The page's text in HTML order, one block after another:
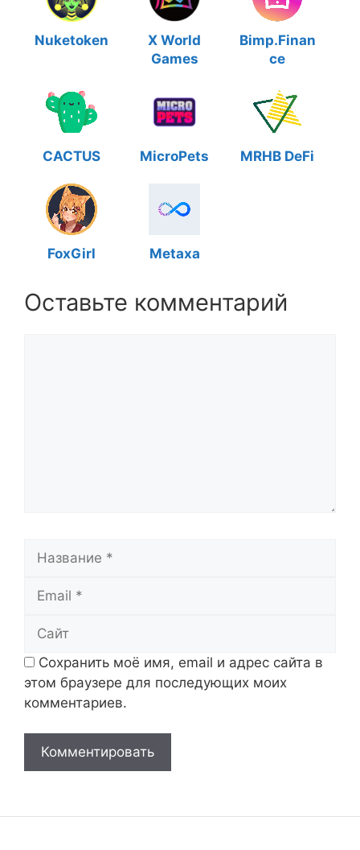
Nuketoken
X World
Games
Bimp.Finan
ce
CACTUS MicroPets MRHB DeFi
FoxGirl Metaxa
Оставьте комментарий
Сохранить моё имя, email и адрес сайта в
этом браузере для последующих моих
комментариев.